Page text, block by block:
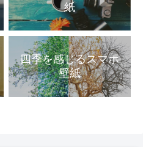
紙
四季を感じるスマホ
壁紙